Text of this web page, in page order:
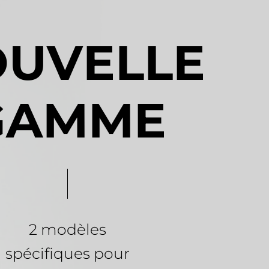
UVELLE
AMME
2 modèles
spécifiques pour